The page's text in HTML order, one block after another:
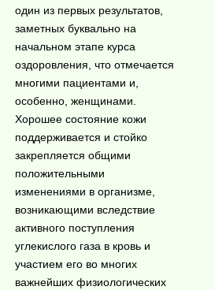
один из первых результатов,
заметных буквально на
начальном этапе курса
оздоровления, что отмечается
многими пациентами и,
особенно, женщинами.
Хорошее состояние кожи
поддерживается и стойко
закрепляется общими
положительными
изменениями в организме,
возникающими вследствие
активного поступления
углекислого газа в кровь и
участием его во многих
важнейших физиологических